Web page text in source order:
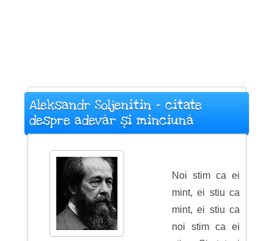
Aleksandr Soljenitin - citate
despre adevăr și minciună
Noi stim ca ei
mint, ei stiu ca
mint, ei stiu ca
noi stim ca ei